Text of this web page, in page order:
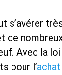
s’avérer
Avec la loi
pour l’